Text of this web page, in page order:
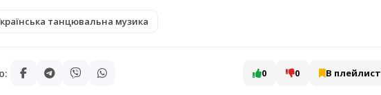
танцювальна музика
0 0 В плейлист